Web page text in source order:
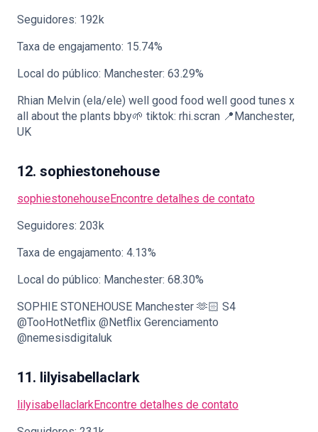
Seguidores: 192k
Taxa de engajamento: 15.74%
Local do público: Manchester: 63.29%
Rhian Melvin (ela/ele) well good food well good tunes x
all about the plants bby🌱 tiktok: rhi.scran 📍Manchester,
UK
12. sophiestonehouse
sophiestonehouseEncontre detalhes de contato
Seguidores: 203k
Taxa de engajamento: 4.13%
Local do público: Manchester: 68.30%
SOPHIE STONEHOUSE Manchester 🫶🏻 S4
@TooHotNetflix @Netflix Gerenciamento
@nemesisdigitaluk
11. lilyisabellaclark
lilyisabellaclarkEncontre detalhes de contato